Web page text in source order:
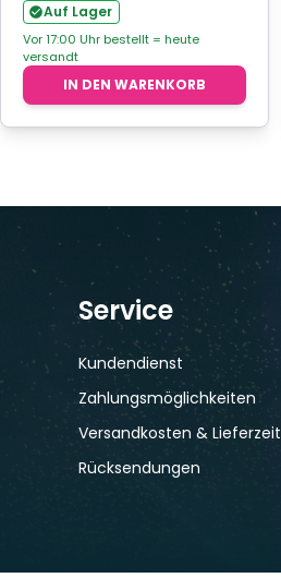
Auf Lager
Vor 17:00 Uhr bestellt = heute
versandt
IN DEN WARENKORB
Service
Kundendienst
Zahlungsmöglichkeiten
Versandkosten & Lieferzeit
Rücksendungen